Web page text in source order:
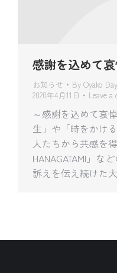
感謝を込めて
お知らせ By Oyako
2020年4月11日
Leave
～感謝を込めて
生」や「時をかけ
人たちから共感を
HANAGATAMI」な
訴えを伝え続けた